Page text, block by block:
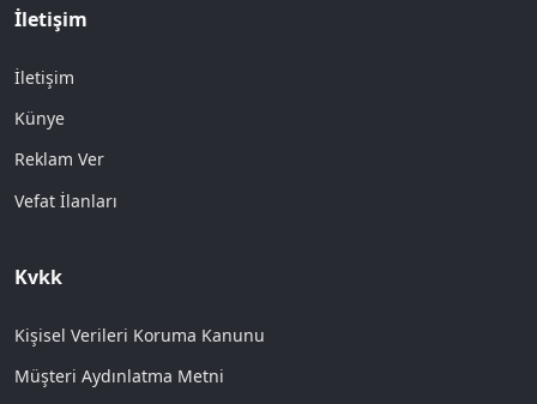
İletişim
İletişim
Künye
Reklam Ver
Vefat İlanları
Kvkk
Kişisel Verileri Koruma Kanunu
Müşteri Aydınlatma Metni